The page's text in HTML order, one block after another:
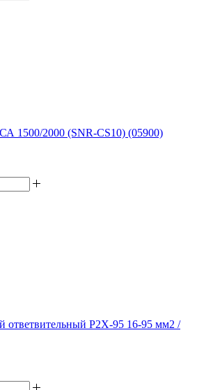
1500/2000 (SNR-CS10) (05900)
P2X-95 16-95 мм2 /